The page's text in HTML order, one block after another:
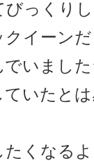
びっくり
イーン
でいまし
ていたと
たくなる